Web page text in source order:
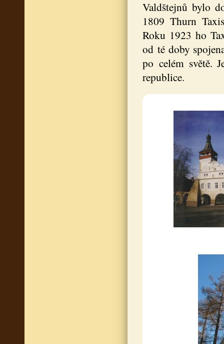
Valdštejnů bylo
1809 Thurn
Roku 1923 ho
od té doby
po celém světě.
republice.